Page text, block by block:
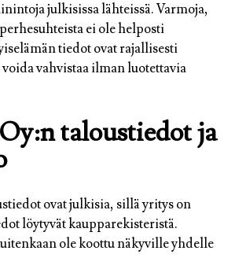
julkisissa lähteissä. Varmoja,
ei ole helposti
tiedot ovat rajallisesti
vahvistaa ilman luotettavia
taloustiedot ja
ovat julkisia, sillä yritys on
löytyvät kaupparekisteristä.
ole koottu näkyville yhdelle